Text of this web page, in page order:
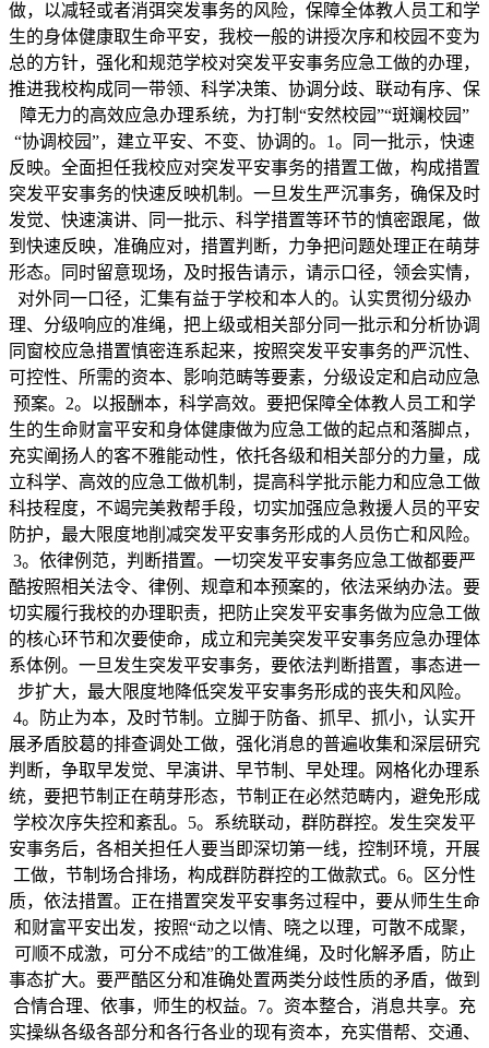
做，以减轻或者消弭突发事务的风险，保障全体教人员工和学
生的身体健康取生命平安，我校一般的讲授次序和校园不变为
总的方针，强化和规范学校对突发平安事务应急工做的办理，
推进我校构成同一带领、科学决策、协调分歧、联动有序、保
障无力的高效应急办理系统，为打制“安然校园”“斑斓校园”
“协调校园”，建立平安、不变、协调的。1。同一批示，快速
反映。全面担任我校应对突发平安事务的措置工做，构成措置
突发平安事务的快速反映机制。一旦发生严沉事务，确保及时
发觉、快速演讲、同一批示、科学措置等环节的慎密跟尾，做
到快速反映，准确应对，措置判断，力争把问题处理正在萌芽
形态。同时留意现场，及时报告请示，请示口径，领会实情，
对外同一口径，汇集有益于学校和本人的。认实贯彻分级办
理、分级响应的准绳，把上级或相关部分同一批示和分析协调
同窗校应急措置慎密连系起来，按照突发平安事务的严沉性、
可控性、所需的资本、影响范畴等要素，分级设定和启动应急
预案。2。以报酬本，科学高效。要把保障全体教人员工和学
生的生命财富平安和身体健康做为应急工做的起点和落脚点，
充实阐扬人的客不雅能动性，依托各级和相关部分的力量，成
立科学、高效的应急工做机制，提高科学批示能力和应急工做
科技程度，不竭完美救帮手段，切实加强应急救援人员的平安
防护，最大限度地削减突发平安事务形成的人员伤亡和风险。
3。依律例范，判断措置。一切突发平安事务应急工做都要严
酷按照相关法令、律例、规章和本预案的，依法采纳办法。要
切实履行我校的办理职责，把防止突发平安事务做为应急工做
的核心环节和次要使命，成立和完美突发平安事务应急办理体
系体例。一旦发生突发平安事务，要依法判断措置，事态进一
步扩大，最大限度地降低突发平安事务形成的丧失和风险。
4。防止为本，及时节制。立脚于防备、抓早、抓小，认实开
展矛盾胶葛的排查调处工做，强化消息的普遍收集和深层研究
判断，争取早发觉、早演讲、早节制、早处理。网格化办理系
统，要把节制正在萌芽形态，节制正在必然范畴内，避免形成
学校次序失控和紊乱。5。系统联动，群防群控。发生突发平
安事务后，各相关担任人要当即深切第一线，控制环境，开展
工做，节制场合排场，构成群防群控的工做款式。6。区分性
质，依法措置。正在措置突发平安事务过程中，要从师生生命
和财富平安出发，按照“动之以情、晓之以理，可散不成聚，
可顺不成激，可分不成结”的工做准绳，及时化解矛盾，防止
事态扩大。要严酷区分和准确处置两类分歧性质的矛盾，做到
合情合理、依事，师生的权益。7。资本整合，消息共享。充
实操纵各级各部分和各行各业的现有资本，充实借帮、交通、